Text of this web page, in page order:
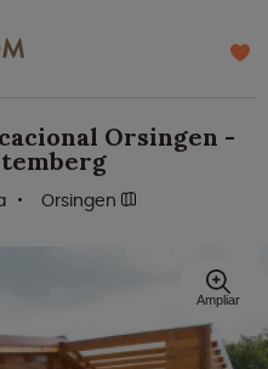
Orsingen -
Orsingen
Ampliar